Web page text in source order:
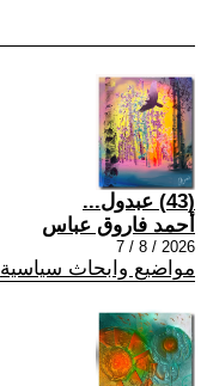
(43) عبدول...
أحمد فاروق عباس
2026 / 8 / 7
مواضيع وابحاث سياسية